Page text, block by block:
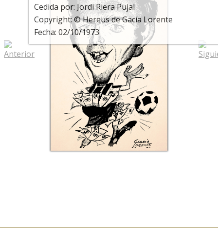
Cedida por: Jordi Riera Pujal
Copyright: © Hereus de Gacía Lorente
Fecha: 02/10/1973